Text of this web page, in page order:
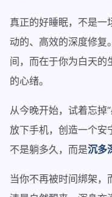
真正的好睡眠，不是一
动的、高效的深度修复
间，而在于你为白天的
的心绪。
从今晚开始，试着忘掉
放下手机，创造一个安
不是躺多久，而是沉多
当你不再被时间绑架，